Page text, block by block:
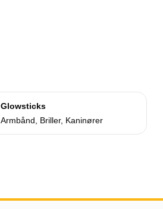
Glowsticks
Armbånd, Briller, Kaninører